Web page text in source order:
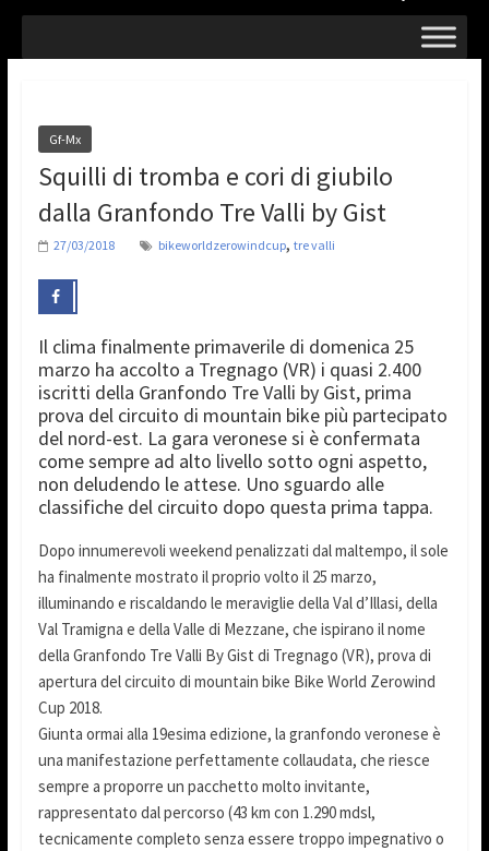
Gf-Mx
Squilli di tromba e cori di giubilo
dalla Granfondo Tre Valli by Gist
27/03/2018 bikeworldzerowindcup, tre valli
Il clima finalmente primaverile di domenica 25
marzo ha accolto a Tregnago (VR) i quasi 2.400
iscritti della Granfondo Tre Valli by Gist, prima
prova del circuito di mountain bike più partecipato
del nord-est. La gara veronese si è confermata
come sempre ad alto livello sotto ogni aspetto,
non deludendo le attese. Uno sguardo alle
classifiche del circuito dopo questa prima tappa.
Dopo innumerevoli weekend penalizzati dal maltempo, il sole
ha finalmente mostrato il proprio volto il 25 marzo,
illuminando e riscaldando le meraviglie della Val d’Illasi, della
Val Tramigna e della Valle di Mezzane, che ispirano il nome
della Granfondo Tre Valli By Gist di Tregnago (VR), prova di
apertura del circuito di mountain bike Bike World Zerowind
Cup 2018.
Giunta ormai alla 19esima edizione, la granfondo veronese è
una manifestazione perfettamente collaudata, che riesce
sempre a proporre un pacchetto molto invitante,
rappresentato dal percorso (43 km con 1.290 mdsl,
tecnicamente completo senza essere troppo impegnativo o